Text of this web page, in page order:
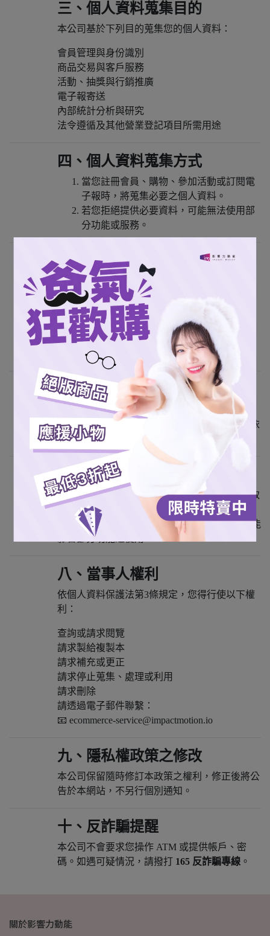
三、個人資料蒐集目的
本公司基於下列目的蒐集您的個人資料：
會員管理與身份識別
商品交易與客戶服務
活動、抽獎與行銷推廣
電子報寄送
內部統計分析與研究
法令遵循及其他營業登記項目所需用途
四、個人資料蒐集方式
當您註冊會員、購物、參加活動或訂閱電
子報時，將蒐集必要之個人資料。
若您拒絕提供必要資料，可能無法使用部
分功能或服務。
五、個人資料之利用與保護
本公司僅於蒐集目的範圍內處理及利用您
的個人資料。
除法律規定、主管機關要求、履行契約或
經您同意外，不會提供予第三人。
本公司已採取合理安全措施保護您的個人
資料。
六、第三方服務
本網站可能使用第三方服務（如 LINE Pay 金
流、物流服務、社群登入），其資料處理方式依
各該服務之隱私權政策辦理。
七、Cookie 使用說明
為提升服務品質，本網站可能於您的裝置中存取
Cookie。
您可於瀏覽器設定中管理或關閉 Cookie，但可能
影響部分功能之使用。
八、當事人權利
依個人資料保護法第3條規定，您得行使以下權
利：
查詢或請求閱覽
請求製給複製本
請求補充或更正
請求停止蒐集、處理或利用
請求刪除
請透過電子郵件聯繫：
📧 ecommerce-service@impactmotion.io
九、隱私權政策之修改
本公司保留隨時修訂本政策之權利，修正後將公
告於本網站，不另行個別通知。
十、反詐騙提醒
本公司不會要求您操作 ATM 或提供帳戶、密
碼。如遇可疑情況，請撥打 165 反詐騙專線 。
關於影響力動能